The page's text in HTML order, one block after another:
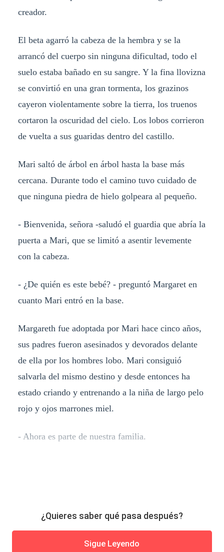
creador.
El beta agarró la cabeza de la hembra y se la
arrancó del cuerpo sin ninguna dificultad, todo el
suelo estaba bañado en su sangre. Y la fina llovizna
se convirtió en una gran tormenta, los grazinos
cayeron violentamente sobre la tierra, los truenos
cortaron la oscuridad del cielo. Los lobos corrieron
de vuelta a sus guaridas dentro del castillo.
Mari saltó de árbol en árbol hasta la base más
cercana. Durante todo el camino tuvo cuidado de
que ninguna piedra de hielo golpeara al pequeño.
- Bienvenida, señora -saludó el guardia que abría la
puerta a Mari, que se limitó a asentir levemente
con la cabeza.
- ¿De quién es este bebé? - preguntó Margaret en
cuanto Mari entró en la base.
Margareth fue adoptada por Mari hace cinco años,
sus padres fueron asesinados y devorados delante
de ella por los hombres lobo. Mari consiguió
salvarla del mismo destino y desde entonces ha
estado criando y entrenando a la niña de largo pelo
rojo y ojos marrones miel.
- Ahora es parte de nuestra familia.
¿Quieres saber qué pasa después?
Sigue Leyendo